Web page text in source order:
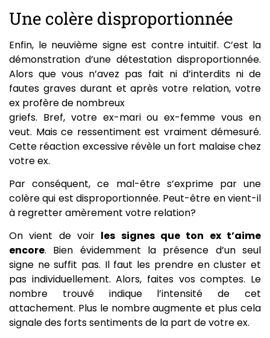
Une colère disproportionnée
Enfin, le neuvième signe est contre intuitif. C’est la
démonstration d’une détestation disproportionnée.
Alors que vous n’avez pas fait ni d’interdits ni de
fautes graves durant et après votre relation, votre
ex profère de nombreux
griefs. Bref, votre ex-mari ou ex-femme vous en
veut. Mais ce ressentiment est vraiment démesuré.
Cette réaction excessive révèle un fort malaise chez
votre ex.
Par conséquent, ce mal-être s’exprime par une
colère qui est disproportionnée. Peut-être en vient-il
à regretter amèrement votre relation?
On vient de voir les signes que ton ex t’aime
encore. Bien évidemment la présence d’un seul
signe ne suffit pas. Il faut les prendre en cluster et
pas individuellement. Alors, faites vos comptes. Le
nombre trouvé indique l’intensité de cet
attachement. Plus le nombre augmente et plus cela
signale des forts sentiments de la part de votre ex.